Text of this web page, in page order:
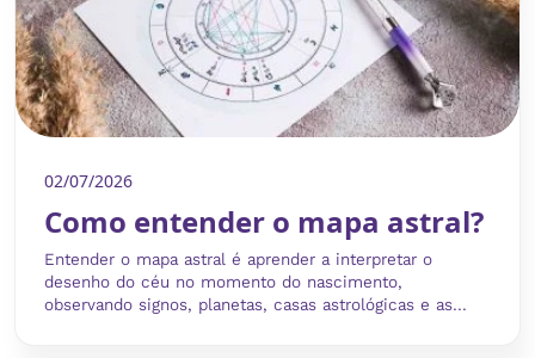
02/07/2026
Como entender o mapa astral?
Entender o mapa astral é aprender a interpretar o
desenho do céu no momento do nascimento,
observando signos, planetas, casas astrológicas e as...